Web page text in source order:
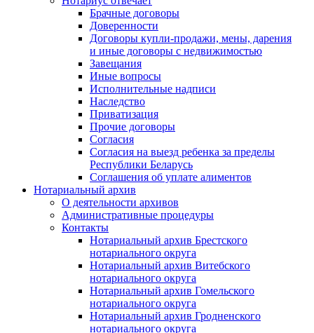
Брачные договоры
Доверенности
Договоры купли-продажи, мены, дарения
и иные договоры с недвижимостью
Завещания
Иные вопросы
Исполнительные надписи
Наследство
Приватизация
Прочие договоры
Согласия
Согласия на выезд ребенка за пределы
Республики Беларусь
Соглашения об уплате алиментов
Нотариальный архив
О деятельности архивов
Административные процедуры
Контакты
Нотариальный архив Брестского
нотариального округа
Нотариальный архив Витебского
нотариального округа
Нотариальный архив Гомельского
нотариального округа
Нотариальный архив Гродненского
нотариального округа